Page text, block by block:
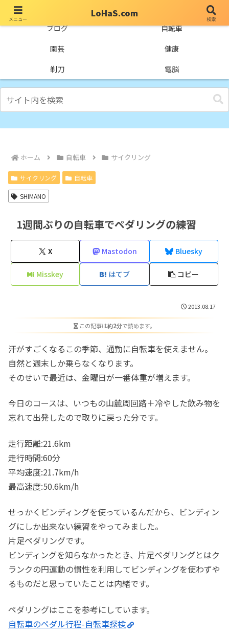
ブログ
自転車
園芸
健康
剃刀
電脳
ホーム 自転車 サイクリング
サイクリング 自転車
SHIMANO
1週間ぶりの自転車でペダリングの練習
X Mastodon Bluesky
Misskey はてブ コピー
2013.08.17
この記事は約2分で読めます。
汗がすごくなるこの季節、通勤に自転車を使えません。
自然と週末しか乗らなくなります。
そのせいで最近は、金曜日が一番体重が増えます。
今日のコースは、いつもの山麓周回路＋冷やした飲み物を
忘れて出発したので取りに戻った分です。
走行距離:21.6km
走行時間:60分
平均速度:21.7km/h
最高速度:50.6km/h
せっかくビンディングを使っているんだから、ビンディン
グにしか出来ない練習をやってみました。
片足ペダリングです。
ビンディングを知らなかったとき、片足ペダリングとはク
ランクの円運動の慣性を利用してビンディングを使わずや
るものだと思っていたことは内緒です。
ペダリングはここを参考にしています。
自転車のペダル行程-自転車探検
メニュー
LoHaS.com
検索